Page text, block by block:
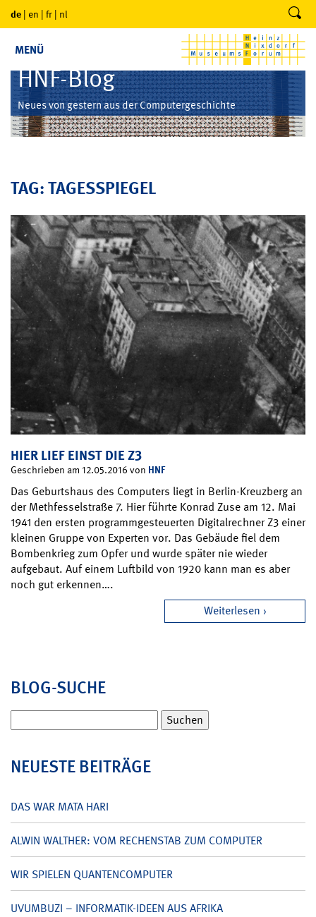
de | en | fr | nl
MENÜ
HNF-Blog
Neues von gestern aus der Computergeschichte
TAG: TAGESSPIEGEL
HIER LIEF EINST DIE Z3
Geschrieben am 12.05.2016 von HNF
Das Geburtshaus des Computers liegt in Berlin-Kreuzberg an
der Methfesselstraße 7. Hier führte Konrad Zuse am 12. Mai
1941 den ersten programmgesteuerten Digitalrechner Z3 einer
kleinen Gruppe von Experten vor. Das Gebäude fiel dem
Bombenkrieg zum Opfer und wurde später nie wieder
aufgebaut. Auf einem Luftbild von 1920 kann man es aber
noch gut erkennen….
Weiterlesen
BLOG-SUCHE
nach:
NEUESTE BEITRÄGE
DAS WAR MATA HARI
ALWIN WALTHER: VOM RECHENSTAB ZUM COMPUTER
WIR SPIELEN QUANTENCOMPUTER
UVUMBUZI – INFORMATIK-IDEEN AUS AFRIKA